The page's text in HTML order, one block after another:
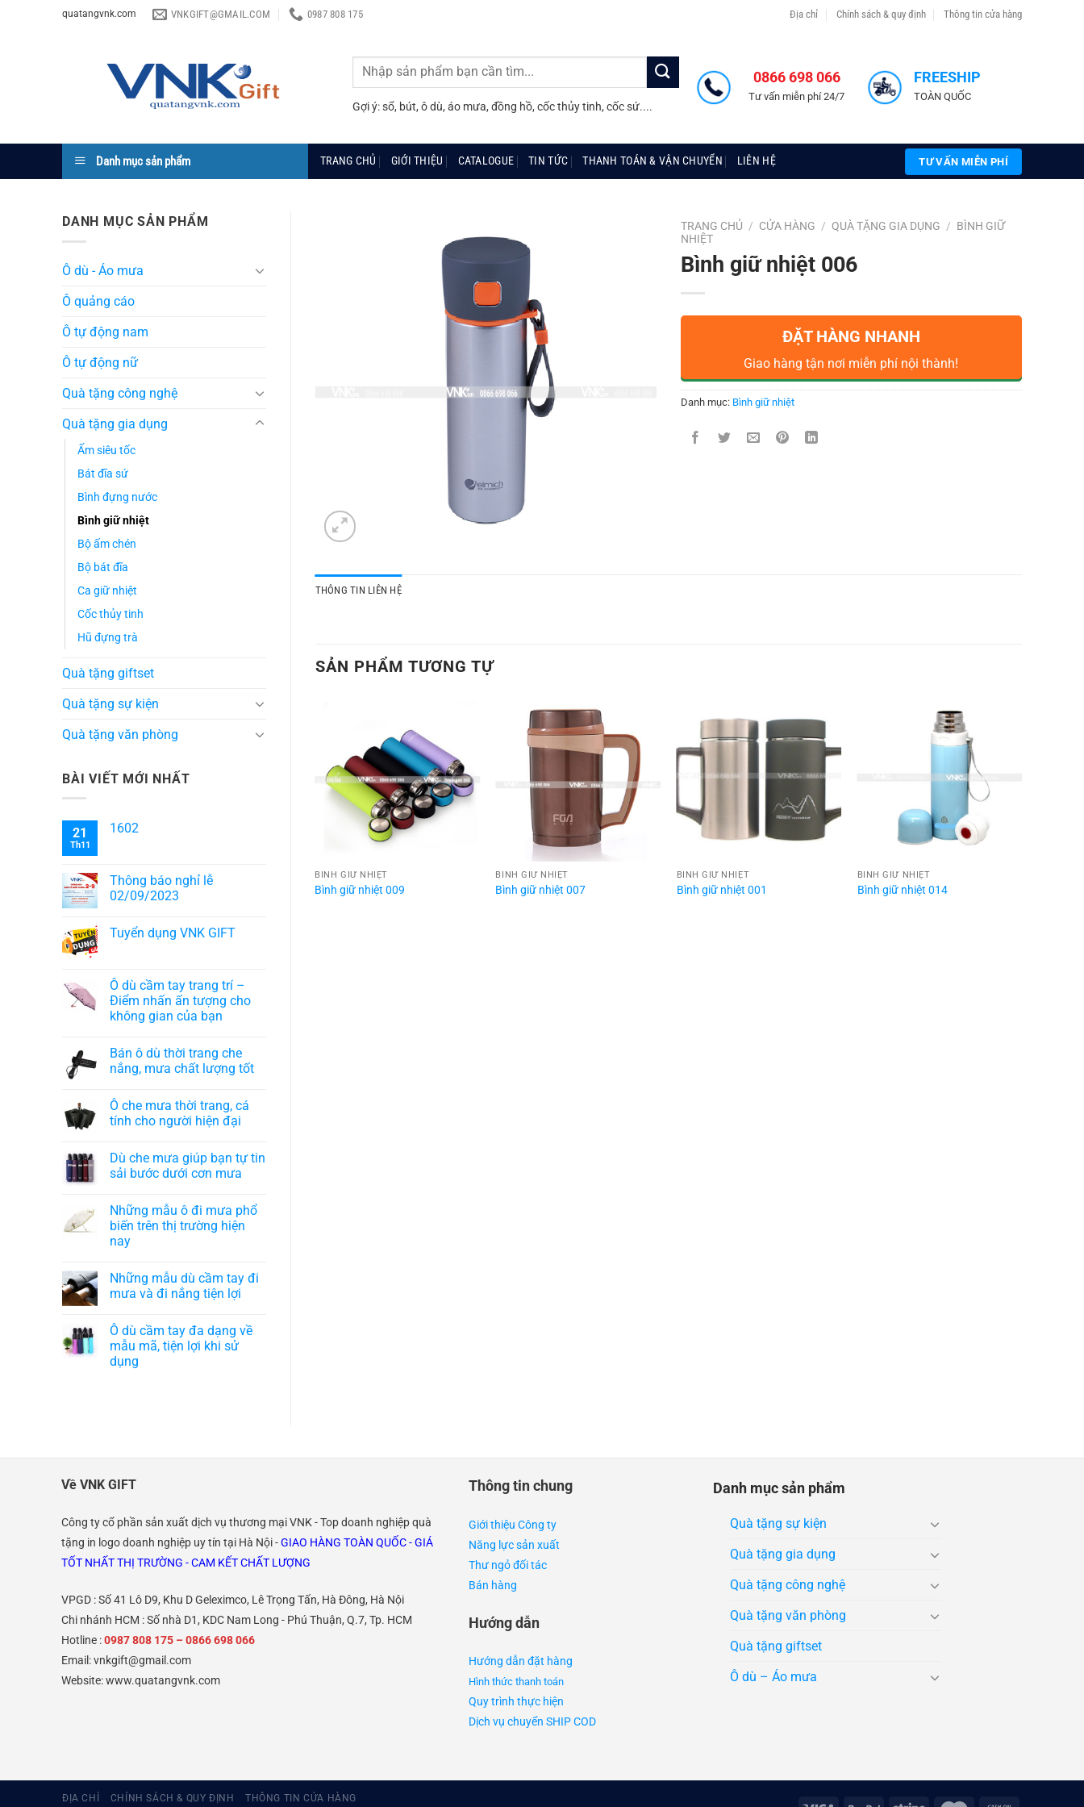
quatangvnk.com VNKGIFT@GMAIL.COM 0987 808 175 Địa chỉ Chính sách & quy định Thông tin cửa hàng
Tìm
Gợi ý: sổ, bút, ô dù, áo mưa, đồng hồ, cốc thủy tinh, cốc sứ....
0866 698 066
Tư vấn miễn phí 24/7
FREESHIP
TOÀN QUỐC
Danh mục sản phẩm TRANG CHỦ GIỚI THIỆU CATALOGUE TIN TỨC THANH TOÁN & VẬN CHUYỂN LIÊN HỆ TƯ VẤN MIỄN PHÍ
DANH MỤC SẢN PHẨM
Ô dù - Áo mưa
Ô quảng cáo
Ô tự động nam
Ô tự động nữ
Quà tặng công nghệ
Quà tặng gia dụng
Ấm siêu tốc
Bát đĩa sứ
Bình đựng nước
Bình giữ nhiệt
Bộ ấm chén
Bộ bát đĩa
Ca giữ nhiệt
Cốc thủy tinh
Hũ đựng trà
Quà tặng giftset
Quà tặng sự kiện
Quà tặng văn phòng
BÀI VIẾT MỚI NHẤT
21
Th11
1602
Thông báo nghỉ lễ
02/09/2023
Tuyển dụng VNK GIFT
Ô dù cầm tay trang trí –
Điểm nhấn ấn tượng cho
không gian của bạn
Bán ô dù thời trang che
nắng, mưa chất lượng tốt
Ô che mưa thời trang, cá
tính cho người hiện đại
Dù che mưa giúp bạn tự tin
sải bước dưới cơn mưa
Những mẫu ô đi mưa phổ
biến trên thị trường hiện
nay
Những mẫu dù cầm tay đi
mưa và đi nắng tiện lợi
Ô dù cầm tay đa dạng về
mẫu mã, tiện lợi khi sử
dụng
TRANG CHỦ / CỬA HÀNG / QUÀ TẶNG GIA DỤNG / BÌNH GIỮ
NHIỆT
Bình giữ nhiệt 006
ĐẶT HÀNG NHANH
Giao hàng tận nơi miễn phí nội thành!
Danh mục: Bình giữ nhiệt
THÔNG TIN LIÊN HỆ
SẢN PHẨM TƯƠNG TỰ
BÌNH GIỮ NHIỆT
Bình giữ nhiệt 009
BÌNH GIỮ NHIỆT
Bình giữ nhiệt 007
BÌNH GIỮ NHIỆT
Bình giữ nhiệt 001
BÌNH GIỮ NHIỆT
Bình giữ nhiệt 014
BÌNH GIỮ NHIỆT
Bình giữ nhiệt 012
Về VNK GIFT
Công ty cổ phần sản xuất dịch vụ thương mại VNK - Top doanh nghiệp quà
tặng in logo doanh nghiệp uy tín tại Hà Nội -GIAO HÀNG TOÀN QUỐC - GIÁ
TỐT NHẤT THỊ TRƯỜNG - CAM KẾT CHẤT LƯỢNG
VPGD : Số 41 Lô D9, Khu D Geleximco, Lê Trọng Tấn, Hà Đông, Hà Nội
Chi nhánh HCM : Số nhà D1, KDC Nam Long - Phú Thuận, Q.7, Tp. HCM
Hotline :0987 808 175 – 0866 698 066
Email:vnkgift@gmail.com
Website: www.quatangvnk.com
Thông tin chung
Giới thiệu Công ty
Năng lực sản xuất
Thư ngỏ đối tác
Bán hàng
Hướng dẫn
Hướng dẫn đặt hàng
Hình thức thanh toán
Quy trình thực hiện
Dịch vụ chuyển SHIP COD
Danh mục sản phẩm
Quà tặng sự kiện
Quà tặng gia dụng
Quà tặng công nghệ
Quà tặng văn phòng
Quà tặng giftset
Ô dù – Áo mưa
ĐỊA CHỈ CHÍNH SÁCH & QUY ĐỊNH THÔNG TIN CỬA HÀNG